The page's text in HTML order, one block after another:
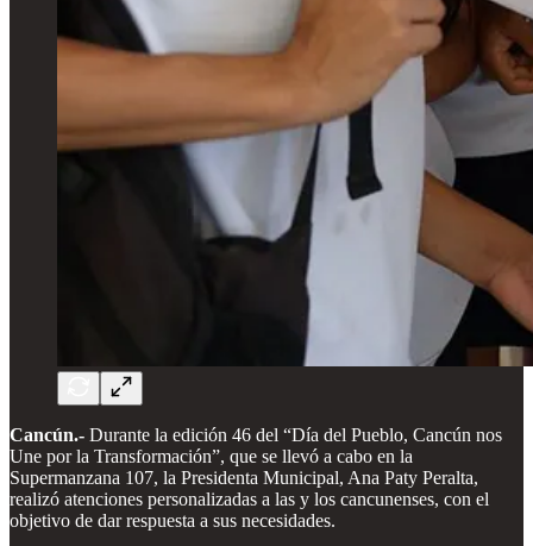
Cancún.- Durante la edición 46 del “Día del Pueblo, Cancún nos
Une por la Transformación”, que se llevó a cabo en la
Supermanzana 107, la Presidenta Municipal, Ana Paty Peralta,
realizó atenciones personalizadas a las y los cancunenses, con el
objetivo de dar respuesta a sus necesidades.